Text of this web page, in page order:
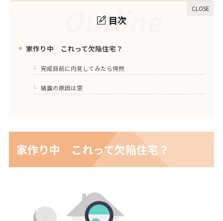
目次
Outline
1.家作り中 これって欠陥住宅？
1-1.完成目前に内見してみたら愕然
1-2.結露の原因は窓
家作り中 これって欠陥住宅？